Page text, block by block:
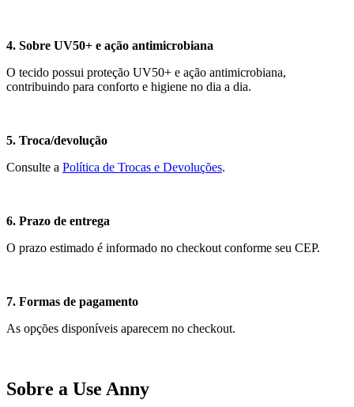
4. Sobre UV50+ e ação antimicrobiana
O tecido possui proteção UV50+ e ação antimicrobiana,
contribuindo para conforto e higiene no dia a dia.
5. Troca/devolução
Consulte a Política de Trocas e Devoluções.
6. Prazo de entrega
O prazo estimado é informado no checkout conforme seu CEP.
7. Formas de pagamento
As opções disponíveis aparecem no checkout.
Sobre a Use Anny